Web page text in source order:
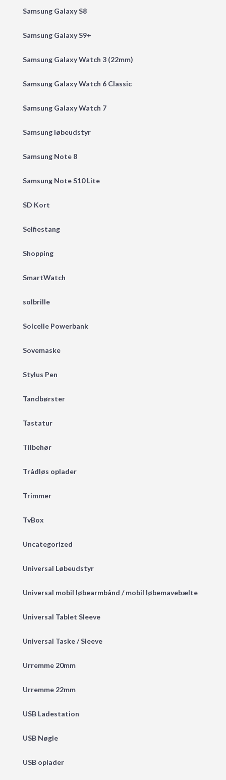
Samsung Galaxy S8
Samsung Galaxy S9+
Samsung Galaxy Watch 3 (22mm)
Samsung Galaxy Watch 6 Classic
Samsung Galaxy Watch 7
Samsung løbeudstyr
Samsung Note 8
Samsung Note S10 Lite
SD Kort
Selfiestang
Shopping
SmartWatch
solbrille
Solcelle Powerbank
Sovemaske
Stylus Pen
Tandbørster
Tastatur
Tilbehør
Trådløs oplader
Trimmer
TvBox
Uncategorized
Universal Løbeudstyr
Universal mobil løbearmbånd / mobil løbemavebælte
Universal Tablet Sleeve
Universal Taske / Sleeve
Urremme 20mm
Urremme 22mm
USB Ladestation
USB Nøgle
USB oplader